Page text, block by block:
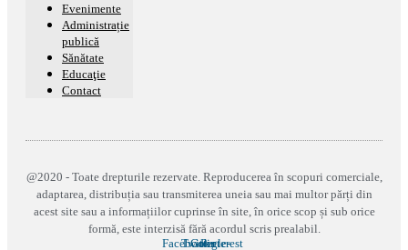
Evenimente
Administrație
publică
Sănătate
Educaţie
Contact
@2020 - Toate drepturile rezervate. Reproducerea în scopuri comerciale,
adaptarea, distribuția sau transmiterea uneia sau mai multor părți din
acest site sau a informațiilor cuprinse în site, în orice scop și sub orice
formă, este interzisă fără acordul scris prealabil.
Facebook
Twitter
Google-
Pinterest